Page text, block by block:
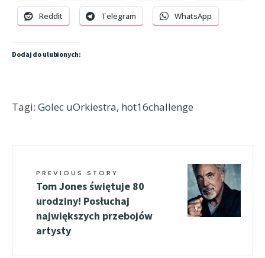
Reddit Telegram WhatsApp
Dodaj do ulubionych:
Tagi: Golec uOrkiestra, hot16challenge
PREVIOUS STORY
Tom Jones świętuje 80
urodziny! Posłuchaj
największych przebojów
artysty